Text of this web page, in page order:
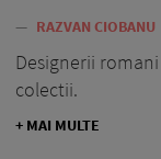
— RAZVAN CIOBANU
Designerii
colectii.
+ MAI MULTE